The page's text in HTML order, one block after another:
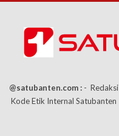
@satubanten.com : - Redaksi
Kode Etik Internal Satubanten